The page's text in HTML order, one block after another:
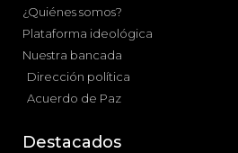
¿Quiénes somos?
Plataforma ideológica
Nuestra bancada
Dirección política
Acuerdo de Paz
Destacados